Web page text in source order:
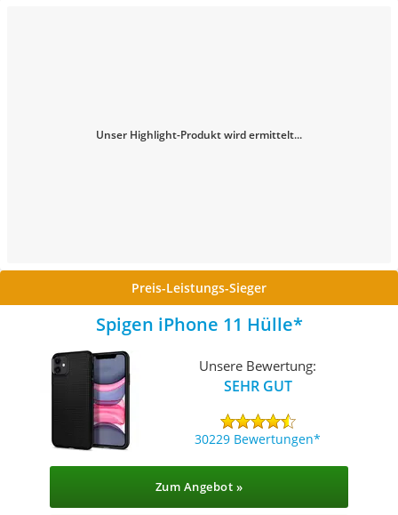
Unser Highlight-Produkt wird ermittelt...
Preis-Leistungs-Sieger
Spigen iPhone 11 Hülle
Unsere Bewertung:
SEHR GUT
30229 Bewertungen
Zum Angebot »